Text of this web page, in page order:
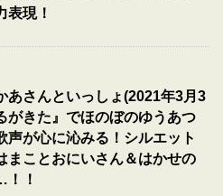
表現！
あさんといっしょ(2021年3月3
がきた』でほのぼのゆうあつ
声が心に沁みる！シルエット
まことおにいさん＆はかせの
！